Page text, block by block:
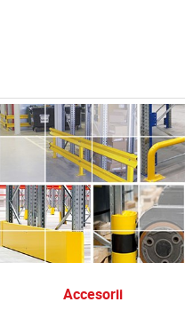
Accesorii